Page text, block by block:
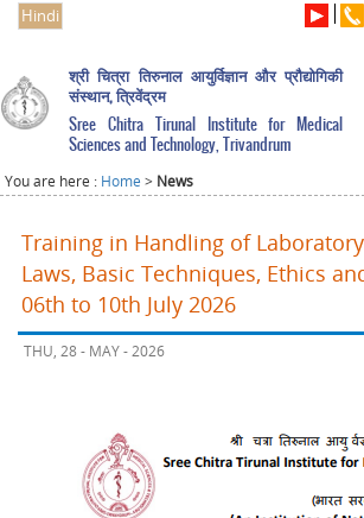
Hindi
श्री चित्रा तिरुनाल आयुर्विज्ञान और प्रौद्योगिकी
संस्थान, त्रिवेंद्रम
Sree Chitra Tirunal Institute for Medical
Sciences and Technology, Trivandrum
You are here : Home > News
Training in Handling of
Laws, Basic Techniques, Ethics
06th to 10th July 2026
THU, 28 - MAY - 2026